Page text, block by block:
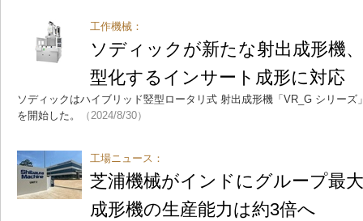
工作機械：
ソディックが新たな射出成形機
型化するインサート成形に対応
ソディックはハイブリッド竪型ロータリ式 射出成形機「VR_G シリーズ
を開始した。
（2024/8/30）
工場ニュース：
芝浦機械がインドにグループ最
成形機の生産能力は約3倍へ